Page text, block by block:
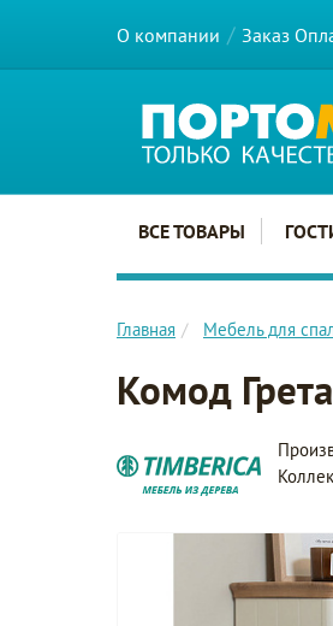
О компании Заказ
Главное меню сайта
ВСЕ ТОВАРЫ
Главная Мебель для
Комод